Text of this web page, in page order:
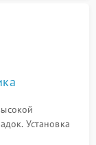
Установка